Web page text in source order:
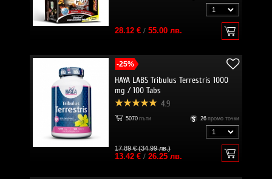
28.12 €/ 55.00 лв.
-25%
HAYA LABS Tribulus Terrestris 1000
mg / 100 Tabs
4.9
5070 пъти 26 промо точки
17.89 € (34.99 лв.)
13.42 €/ 26.25 лв.